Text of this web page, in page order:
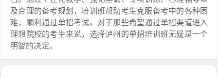
及合理的备考规划，培训班帮助考生克服备考中的各种困
难，顺利通过单招考试。对于那些希望通过单招渠道进入
理想院校的考生来说，选择泸州的单招培训班无疑是一个
明智的决定。